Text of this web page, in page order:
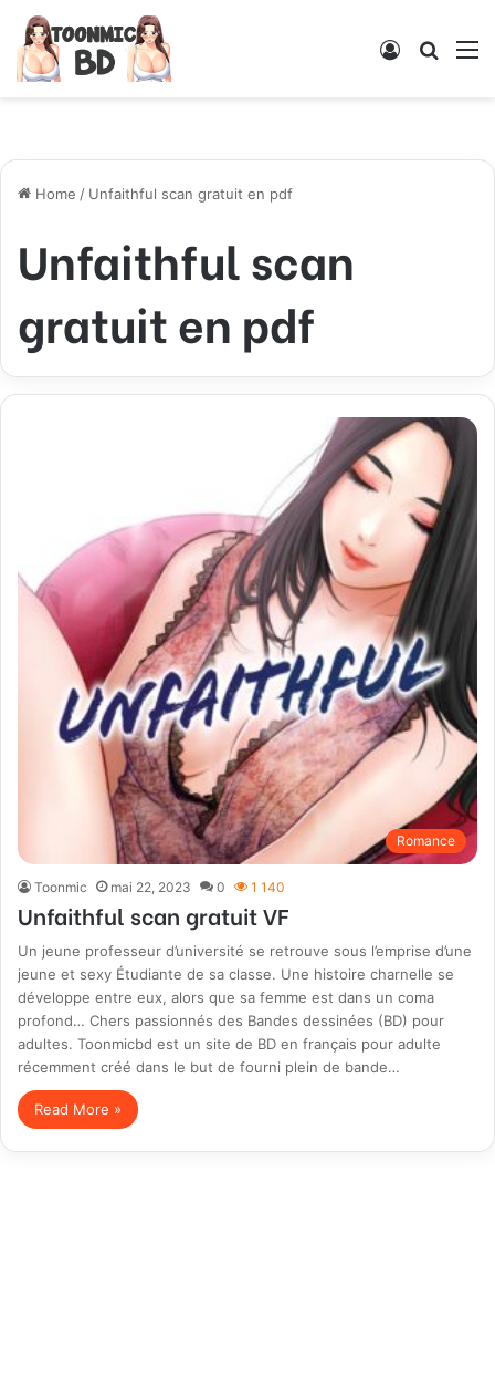
Log
Home / Unfaithful scan gratuit en pdf
Unfaithful scan
gratuit en pdf
Romance
Toonmic mai 22, 2023 0 1 140
Unfaithful scan gratuit VF
Un jeune professeur d’université se retrouve sous l’emprise d’une
jeune et sexy Étudiante de sa classe. Une histoire charnelle se
développe entre eux, alors que sa femme est dans un coma
profond… Chers passionnés des Bandes dessinées (BD) pour
adultes. Toonmicbd est un site de BD en français pour adulte
récemment créé dans le but de fourni plein de bande…
Read More »